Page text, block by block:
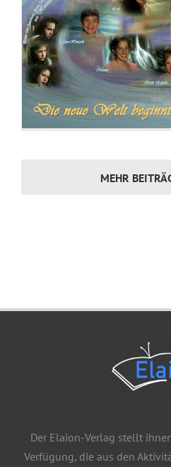
MEHR
Der Elaion-Verlag stellt
Verfügung, die aus den